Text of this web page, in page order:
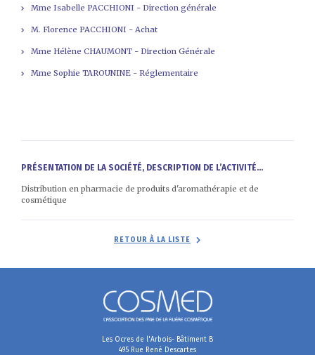
Mme Isabelle PACCHIONI - Direction générale
M. Florence PACCHIONI - Achat
Mme Hélène CHAUMONT - Direction Générale
Mme Sophie TAROUNINE - Réglementaire
PRÉSENTATION DE LA SOCIÉTÉ, DESCRIPTION DE L’ACTIVITÉ...
Distribution en pharmacie de produits d'aromathérapie et de
cosmétique
RETOUR À LA LISTE
Les Ocres de l'Arbois- Bâtiment B
495 Rue René Descartes